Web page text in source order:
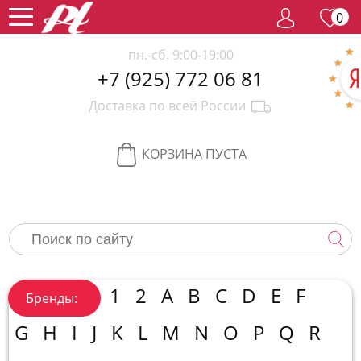
0
пн.-сб. 9:00-19:00
+7 (925) 772 06 81
Доставка по всей России
КОРЗИНА ПУСТА
Бренды: 1 2 A B C D E
F
G
H I J K L M N O P Q
R
Женский
парфюм
Мужской
парфюм
Селективный
косметика
Новинки
Хиты
продаж
Спецпредложение